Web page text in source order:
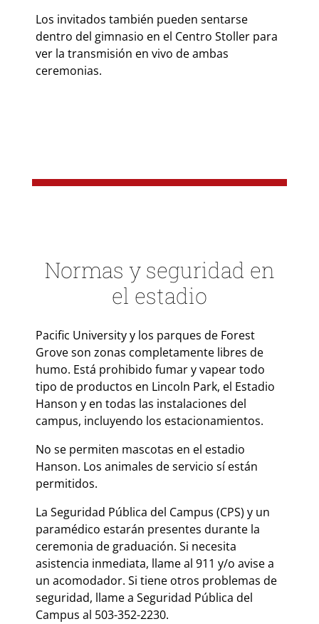
Los invitados también pueden sentarse
dentro del gimnasio en el Centro Stoller para
ver la transmisión en vivo de ambas
ceremonias.
Normas y seguridad en
el estadio
Pacific University y los parques de Forest
Grove son zonas completamente libres de
humo. Está prohibido fumar y vapear todo
tipo de productos en Lincoln Park, el Estadio
Hanson y en todas las instalaciones del
campus, incluyendo los estacionamientos.
No se permiten mascotas en el estadio
Hanson. Los animales de servicio sí están
permitidos.
La Seguridad Pública del Campus (CPS) y un
paramédico estarán presentes durante la
ceremonia de graduación. Si necesita
asistencia inmediata, llame al 911 y/o avise a
un acomodador. Si tiene otros problemas de
seguridad, llame a Seguridad Pública del
Campus al 503-352-2230.